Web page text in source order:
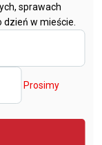
sprawach
w mieście.
Prosimy